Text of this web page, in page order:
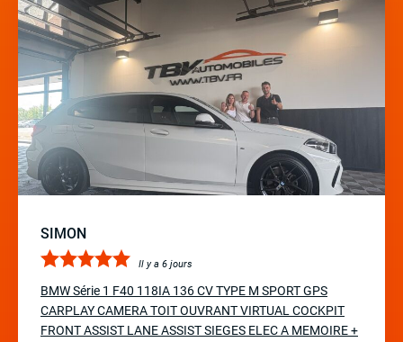
SIMON
Il y a 6 jours
BMW Série 1 F40 118IA 136 CV TYPE M SPORT GPS
CARPLAY CAMERA TOIT OUVRANT VIRTUAL COCKPIT
FRONT ASSIST LANE ASSIST SIEGES ELEC A MEMOIRE +